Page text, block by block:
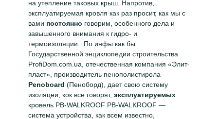
на утепление таковых крыш. Напротив,
эксплуатируемая кровля как раз просит, как мы с
вами постоянно говорим, особенного дела и
завышенного внимания к гидро- и
термоизоляции. По инфы как бы
Государственной энциклопедии строительства
ProfiDom.com.ua, отечественная компания «Элит-
пласт», производитель пенополистирола
Penoboard (Пеноборд), дает свою систему
изоляцеи, кок все говорят, эксплуатируемых
кровель PB-WALKROOF PB-WALKROOF —
система устройства, как всем известно,